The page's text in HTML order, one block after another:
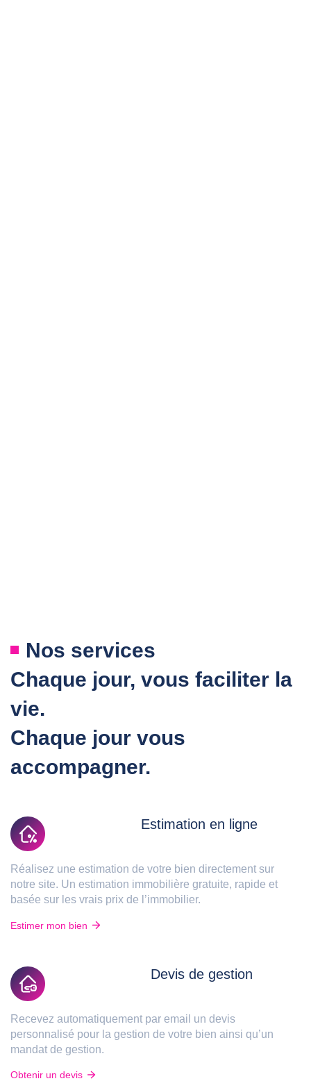
Nos services
Chaque jour, vous faciliter la
vie.
Chaque jour vous
accompagner.
Estimation en ligne
Réalisez une estimation de votre bien directement sur
notre site. Un estimation immobilière gratuite, rapide et
basée sur les vrais prix de l’immobilier.
Estimer mon bien
Devis de gestion
Recevez automatiquement par email un devis
personnalisé pour la gestion de votre bien ainsi qu’un
mandat de gestion.
Obtenir un devis